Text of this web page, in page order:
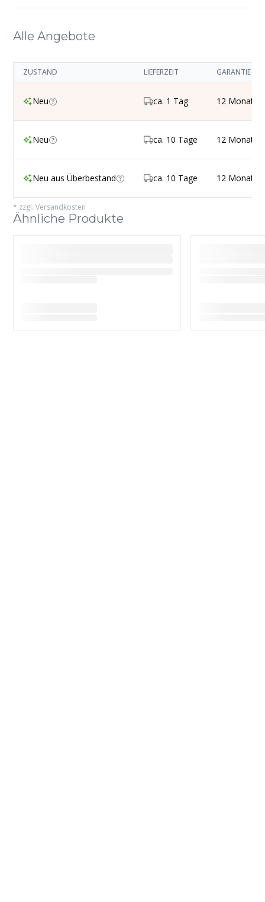
Alle Angebote
ZUSTAND LIEFERZEIT GARANTIE
Neu ca. 1 Tag 12 Monate
Neu ca. 10 Tage 12 Monate
Neu aus Überbestand ca. 10 Tage 12 Monate
* zzgl. Versandkosten
Ähnliche Produkte